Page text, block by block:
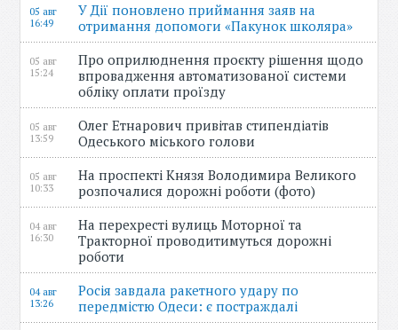
05 авг
16:49
У Дії поновлено приймання заяв на
отримання допомоги «Пакунок школяра»
05 авг
15:24
Про оприлюднення проєкту рішення щодо
впровадження автоматизованої системи
обліку оплати проїзду
05 авг
13:59
Олег Етнарович привітав стипендіатів
Одеського міського голови
05 авг
10:33
На проспекті Князя Володимира Великого
розпочалися дорожні роботи (фото)
04 авг
16:30
На перехресті вулиць Моторної та
Тракторної проводитимуться дорожні
роботи
04 авг
13:26
Росія завдала ракетного удару по
передмістю Одеси: є постраждалі